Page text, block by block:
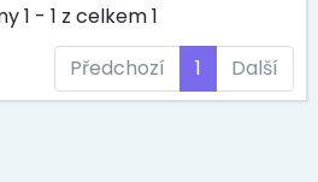
1 - 1 z celkem 1
Předchozí
1 Další